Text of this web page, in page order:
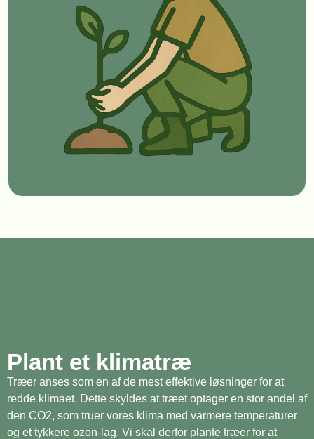
Plant et klimatræ
Træer anses som en af de mest effektive løsninger for at
redde klimaet. Dette skyldes at træet optager en stor andel af
den CO2, som truer vores klima med varmere temperaturer
og et tykkere ozon-lag. Vi skal derfor plante træer for at